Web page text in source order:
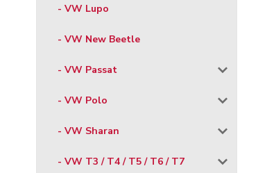
- VW Lupo
- VW New Beetle
- VW Passat
- VW Polo
- VW Sharan
- VW T3 / T4 / T5 / T6 / T7